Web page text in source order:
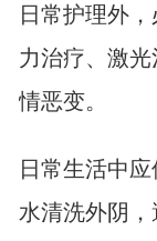
日常护理外
力治疗、激
情恶变。
日常生活中
水清洗外阴